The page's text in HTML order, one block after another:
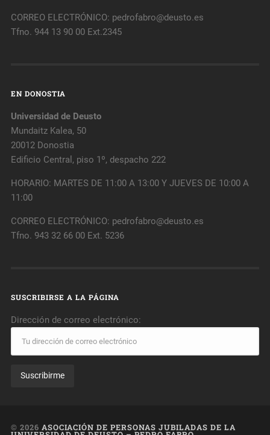
CORREO ELECTRÓNICO: pedrofabro@deusto.es
Tfno. 944 13 90 00 Ext.2345
EN DONOSTIA
Universidad de Deusto
Mundaitz Kalea, 50
20012 Donostia
Edificio Central, piso 1º, despacho 222
HORARIO: MARTES DE 11:00 A 13:00 Y JUEVES DE 10:00 A
11:00
CORREO ELECTRÓNICO: pedrofabro@deusto.es
Tfno. 943 32 66 00 Ext. 5236
SUSCRIBIRSE A LA PÁGINA
Dirección de correo electrónico:
© 2026 ASOCIACIÓN DE PERSONAS JUBILADAS DE LA